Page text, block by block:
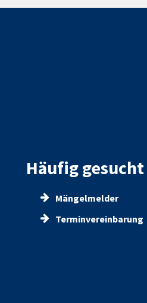
Häufig gesucht
Mängelmelder
Terminvereinbarung